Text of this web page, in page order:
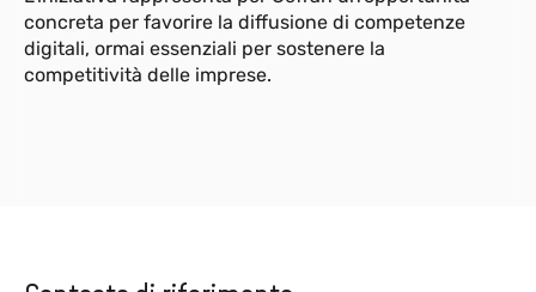
concreta per favorire la diffusione di competenze
digitali, ormai essenziali per sostenere la
competitività delle imprese.